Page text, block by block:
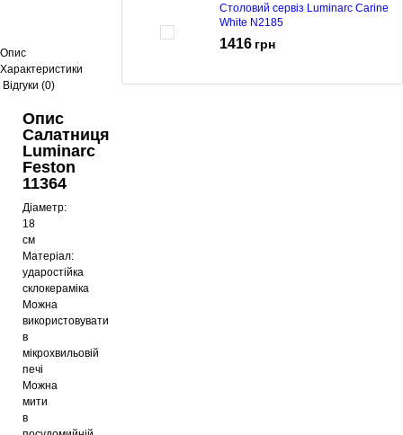
Столовий сервіз Luminarc Carine
White N2185
1416 грн
Опис
Характеристики
Відгуки (0)
Опис
Салатниця
Luminarc
Feston
11364
Діаметр:
18
см
Матеріал:
ударостійка
склокераміка
Можна
використовувати
в
мікрохвильовій
печі
Можна
мити
в